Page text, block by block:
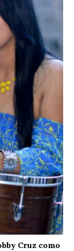
Cruz como